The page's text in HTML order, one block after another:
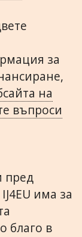
за
на
въпроси
пред
има за
благо в